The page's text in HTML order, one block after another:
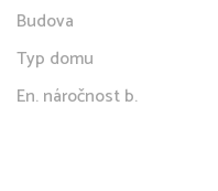
Budova
Typ domu
En. náročnost b.